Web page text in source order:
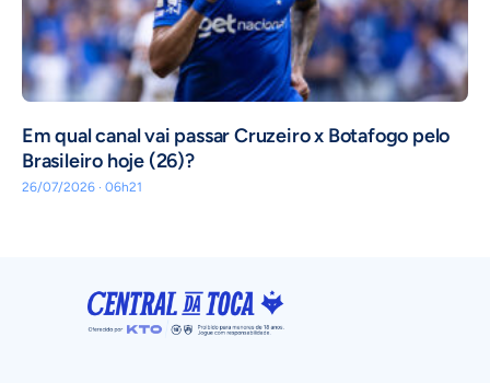
Em qual canal vai passar Cruzeiro x Botafogo pelo
Brasileiro hoje (26)?
26/07/2026 · 06h21